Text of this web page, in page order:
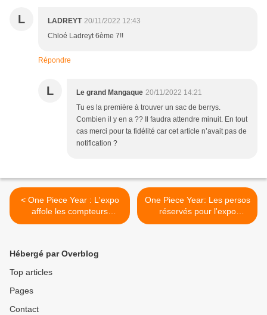
L LADREYT 20/11/2022 12:43
Chloé Ladreyt 6ème 7!!
Répondre
L Le grand Mangaque 20/11/2022 14:21
Tu es la première à trouver un sac de berrys.
Combien il y en a ?? Il faudra attendre minuit. En tout
cas merci pour ta fidélité car cet article n’avait pas de
notification ?
< One Piece Year : L'expo
affole les compteurs
(12/102)
One Piece Year: Les persos
réservés pour l'expo
(5/102) >
Hébergé par Overblog
Top articles
Pages
Contact